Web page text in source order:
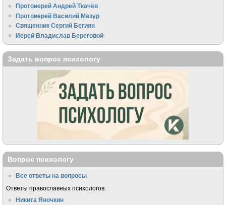
Протоиерей Андрей Ткачёв
Протоиерей Василий Мазур
Священник Сергий Бегиян
Иерей Владислав Береговой
Задать вопрос психологу
Вопрос психологу
Все ответы на вопросы
Ответы православных психологов:
Никита Яночкин